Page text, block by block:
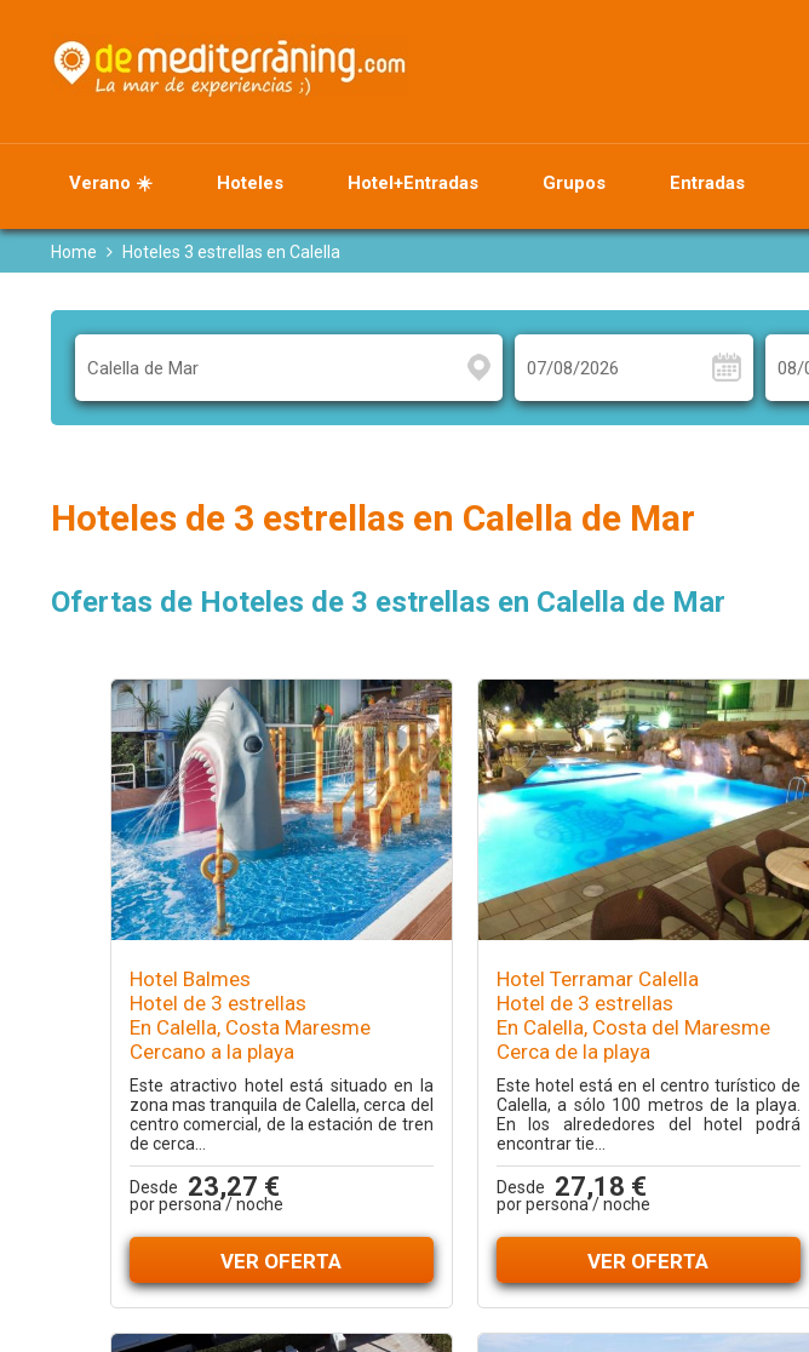
Verano ☀️ Hoteles Hotel+Entradas Grupos Entradas
Home Hoteles 3 estrellas en Calella
Hoteles de 3 estrellas en Calella de Mar
Ofertas de Hoteles de 3 estrellas en Calella de Mar
Hotel Balmes
Hotel de 3 estrellas
En Calella, Costa Maresme
Cercano a la playa
Este atractivo hotel está situado en la
zona mas tranquila de Calella, cerca del
centro comercial, de la estación de tren
de cerca...
Desde 23,27 €
por persona / noche
VER OFERTA
Hotel Terramar Calella
Hotel de 3 estrellas
En Calella, Costa del Maresme
Cerca de la playa
Este hotel está en el centro turístico de
Calella, a sólo 100 metros de la playa.
En los alrededores del hotel podrá
encontrar tie...
Desde 27,18 €
por persona / noche
VER OFERTA